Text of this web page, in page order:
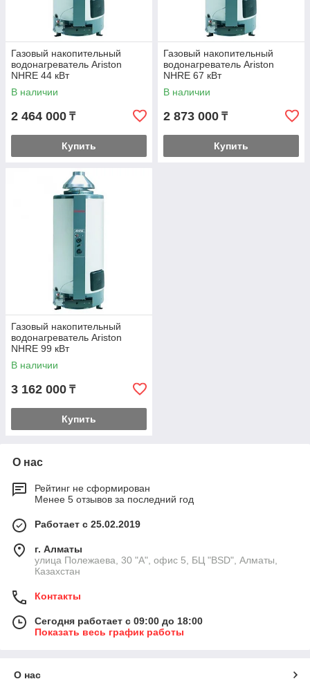
Газовый накопительный
водонагреватель Ariston
NHRE 44 кВт
В наличии
2 464 000 ₸
Купить
Газовый накопительный
водонагреватель Ariston
NHRE 67 кВт
В наличии
2 873 000 ₸
Купить
Газовый накопительный
водонагреватель Ariston
NHRE 99 кВт
В наличии
3 162 000 ₸
Купить
О нас
Рейтинг не сформирован
Менее 5 отзывов за последний год
Работает с 25.02.2019
г. Алматы
улица Полежаева, 30 "А", офис 5, БЦ "BSD", Алматы,
Казахстан
Контакты
Сегодня работает с 09:00 до 18:00
Показать весь график работы
О нас